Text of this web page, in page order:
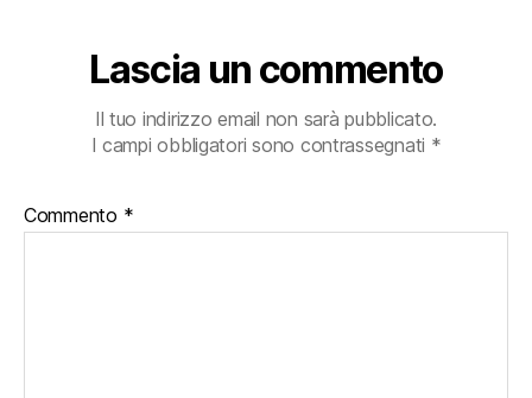
Lascia un commento
Il tuo indirizzo email non sarà pubblicato.
I campi obbligatori sono contrassegnati *
Commento *